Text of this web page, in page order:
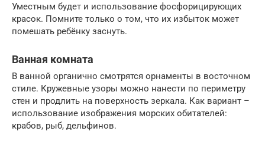
Уместным будет и использование фосфорицирующих
красок. Помните только о том, что их избыток может
помешать ребёнку заснуть.
Ванная комната
В ванной органично смотрятся орнаменты в восточном
стиле. Кружевные узоры можно нанести по периметру
стен и продлить на поверхность зеркала. Как вариант –
использование изображения морских обитателей:
крабов, рыб, дельфинов.